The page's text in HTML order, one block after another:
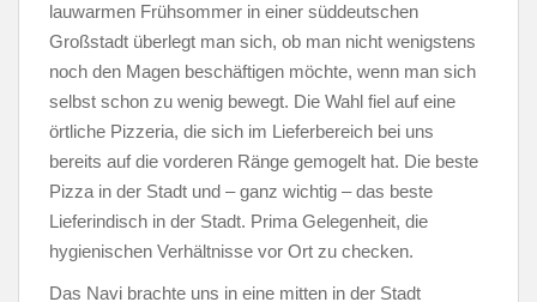
lauwarmen Frühsommer in einer süddeutschen
Großstadt überlegt man sich, ob man nicht wenigstens
noch den Magen beschäftigen möchte, wenn man sich
selbst schon zu wenig bewegt. Die Wahl fiel auf eine
örtliche Pizzeria, die sich im Lieferbereich bei uns
bereits auf die vorderen Ränge gemogelt hat. Die beste
Pizza in der Stadt und – ganz wichtig – das beste
Lieferindisch in der Stadt. Prima Gelegenheit, die
hygienischen Verhältnisse vor Ort zu checken.
Das Navi brachte uns in eine mitten in der Stadt